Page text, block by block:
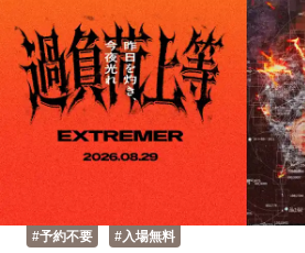
#予約不要 #入場無料